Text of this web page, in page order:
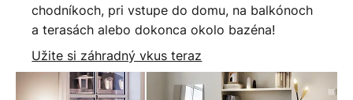
chodníkoch, pri vstupe do domu, na balkónoch
a terasách alebo dokonca okolo bazéna!
Užite si záhradný vkus teraz